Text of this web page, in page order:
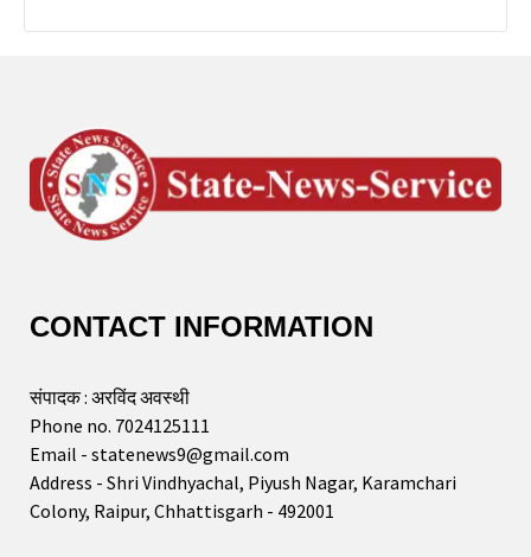
CONTACT INFORMATION
संपादक : अरविंद अवस्थी
Phone no. 7024125111
Email - statenews9@gmail.com
Address - Shri Vindhyachal, Piyush Nagar, Karamchari
Colony, Raipur, Chhattisgarh - 492001